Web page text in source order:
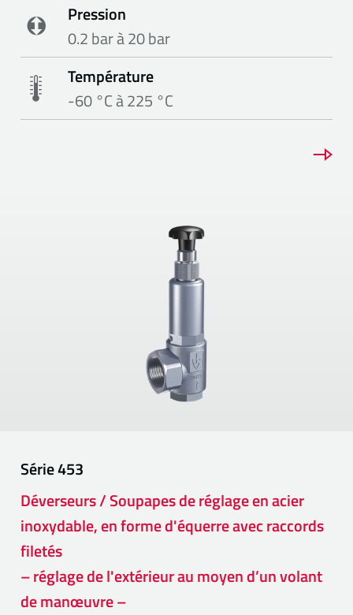
Pression
0.2 bar à 20 bar
Température
-60 °C à 225 °C
Série453
Déverseurs / Soupapes de réglage en acier
inoxydable, en forme d'équerre avec raccords
filetés
– réglage de l'extérieur au moyen d’un volant
de manœuvre –